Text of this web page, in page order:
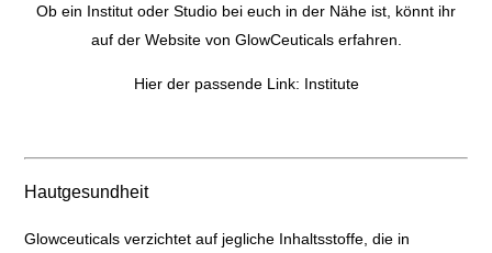
Ob ein Institut oder Studio bei euch in der Nähe ist, könnt ihr
auf der Website von GlowCeuticals erfahren.
Hier der passende Link: Institute
Hautgesundheit
Glowceuticals verzichtet auf jegliche Inhaltsstoffe, die in